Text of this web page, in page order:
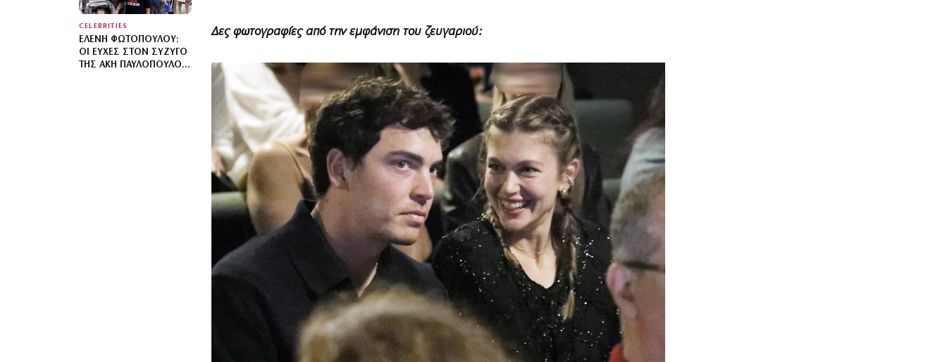
CELEBRITIES
ΕΛΈΝΗ ΦΩΤΟΠΟΎΛΟΥ:
ΟΙ ΕΥΧΈΣ ΣΤΟΝ ΣΎΖΥΓΌ
ΤΗΣ ΆΚΗ ΠΑΥΛΌΠΟΥΛΟΥ
Δες φωτογραφίες από την εμφάνιση του ζευγαριού: